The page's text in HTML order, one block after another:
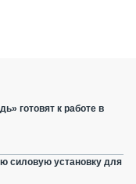
готовят к работе в
силовую установку для